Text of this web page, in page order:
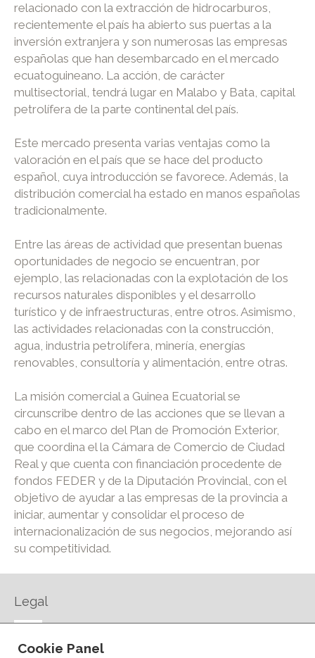
relacionado con la extracción de hidrocarburos,
recientemente el país ha abierto sus puertas a la
inversión extranjera y son numerosas las empresas
españolas que han desembarcado en el mercado
ecuatoguineano. La acción, de carácter
multisectorial, tendrá lugar en Malabo y Bata, capital
petrolífera de la parte continental del país.
Este mercado presenta varias ventajas como la
valoración en el país que se hace del producto
español, cuya introducción se favorece. Además, la
distribución comercial ha estado en manos españolas
tradicionalmente.
Entre las áreas de actividad que presentan buenas
oportunidades de negocio se encuentran, por
ejemplo, las relacionadas con la explotación de los
recursos naturales disponibles y el desarrollo
turístico y de infraestructuras, entre otros. Asimismo,
las actividades relacionadas con la construcción,
agua, industria petrolífera, minería, energías
renovables, consultoría y alimentación, entre otras.
La misión comercial a Guinea Ecuatorial se
circunscribe dentro de las acciones que se llevan a
cabo en el marco del Plan de Promoción Exterior,
que coordina el la Cámara de Comercio de Ciudad
Real y que cuenta con financiación procedente de
fondos FEDER y de la Diputación Provincial, con el
objetivo de ayudar a las empresas de la provincia a
iniciar, aumentar y consolidar el proceso de
internacionalización de sus negocios, mejorando así
su competitividad.
Legal
AVISO LEGAL
Cookie Panel